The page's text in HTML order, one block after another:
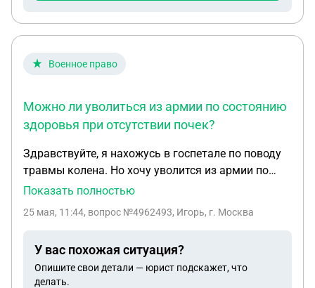
Военное право
Можно ли уволиться из армии по состоянию
здоровья при отсутствии почек?
Здравствуйте, я нахожусь в госпетале по поводу
травмы колена. Но хочу уволится из армии по
состоянию здоровья так как у меня отсутствует
уролог говорит что меня никто не уволит так как
всё же нет? И какие мои действия в дальнейшем?
Спасибо.
Показать полностью
25 мая, 11:44, вопрос №4962493, Игорь, г. Москва
У вас похожая ситуация?
Опишите свои детали — юрист подскажет, что
делать.